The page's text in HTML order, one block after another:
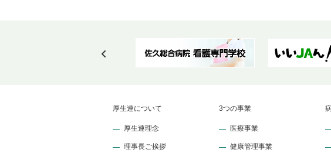
厚生連について
厚生連理念
理事長ご挨拶
3つの事業
医療事業
健康管理事業